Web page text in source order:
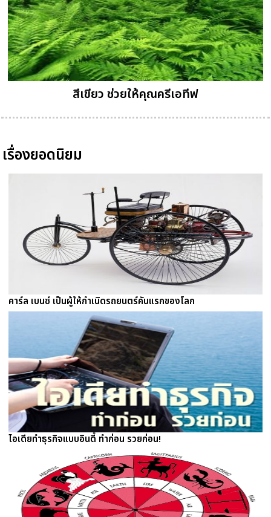
สีเขียว ช่วยให้คุณครีเอทีฟ
เรื่องยอดนิยม
คาร์ล เบนซ์ เป็นผู้ให้กำเนิดรถยนตร์คันแรกของโลก
ไอเดียทำธุรกิจแบบอินดี้ ทำก่อน รวยก่อน!